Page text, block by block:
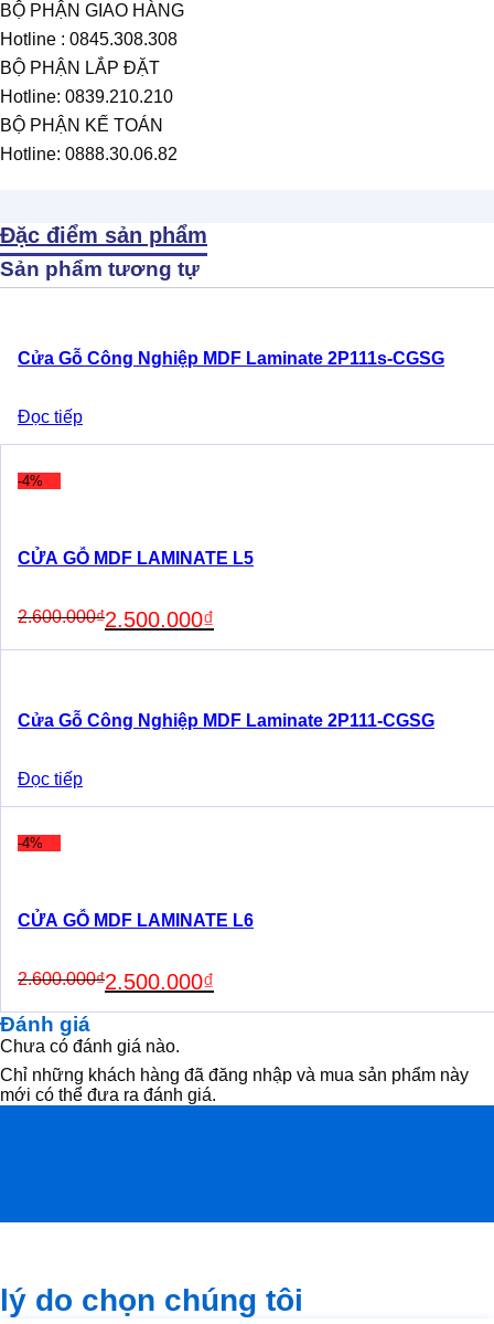
BỘ PHẬN GIAO HÀNG
Hotline : 0845.308.308
BỘ PHẬN LẮP ĐẶT
Hotline: 0839.210.210
BỘ PHẬN KẾ TOÁN
Hotline: 0888.30.06.82
Đặc điểm sản phẩm
Sản phẩm tương tự
Cửa Gỗ Công Nghiệp MDF Laminate 2P111s-CGSG
Đọc tiếp
-4%
CỬA GỖ MDF LAMINATE L5
2.600.000₫
price
was:
2.500.000₫
price
is:
Cửa Gỗ Công Nghiệp MDF Laminate 2P111-CGSG
Đọc tiếp
-4%
CỬA GỖ MDF LAMINATE L6
2.600.000₫
price
was:
2.500.000₫
price
is:
Đánh giá
Chưa có đánh giá nào.
Chỉ những khách hàng đã đăng nhập và mua sản phẩm này
mới có thể đưa ra đánh giá.
lý do chọn chúng tôi